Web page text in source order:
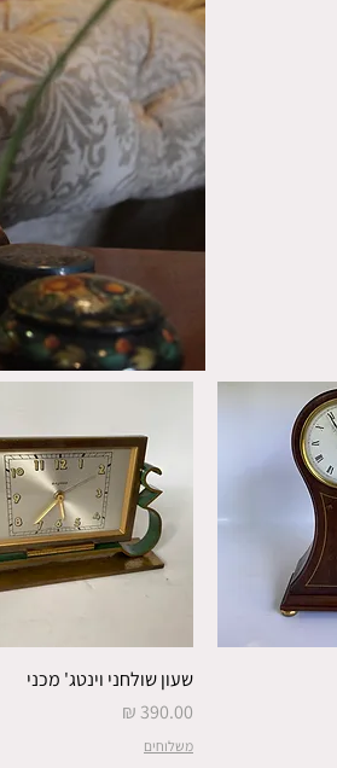
שעון שולחני וינטג' מכני
מחיר
משלוחים